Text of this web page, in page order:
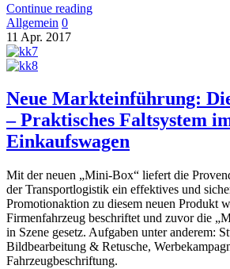
Continue reading
Allgemein 0
11 Apr. 2017
Neue Markteinführung:
– Praktisches Faltsystem
Einkaufswagen
Mit der neuen „Mini-Box“ liefert die
der Transportlogistik ein effektives und
Promotionaktion zu diesem neuen Produkt
Firmenfahrzeug beschriftet und zuvor die
in Szene gesetz. Aufgaben unter anderem:
Bildbearbeitung & Retusche,
Fahrzeugbeschriftung.